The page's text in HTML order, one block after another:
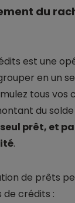
du
est une
en un
tous vos
du
prêt, et
.
de prêts
crédits :